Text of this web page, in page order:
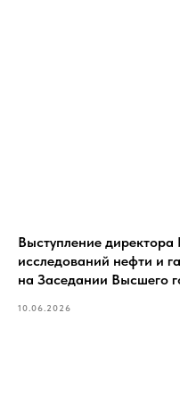
Выступление директора
исследований нефти и
на Заседании Высшего
10.06.2026